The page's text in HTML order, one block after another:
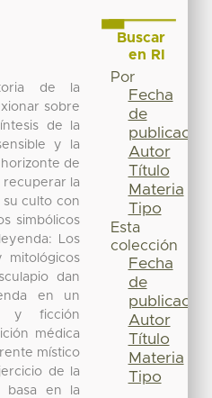
de la
sobre
de la
y la
de
la
su culto con
simbólicos
Los
mitológicos
dan
en un
y ficción
médica
místico
de la
basa en la
Buscar
en RI
Por
Fecha
de
publicación
Autor
Título
Materia
Tipo
Esta
colección
Fecha
de
publicación
Autor
Título
Materia
Tipo